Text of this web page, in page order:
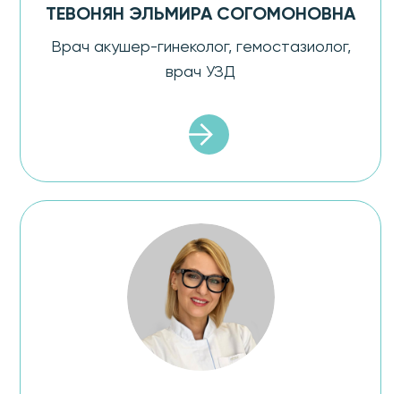
ТЕВОНЯН ЭЛЬМИРА СОГОМОНОВНА
Врач акушер-гинеколог, гемостазиолог,
врач УЗД